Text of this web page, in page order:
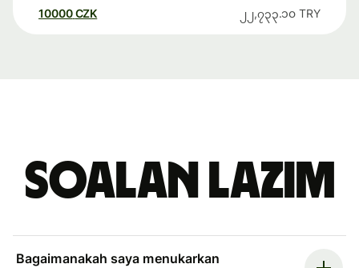
10000 CZK ၂၂,၇၃၃.၁၀ TRY
Soalan Lazim
Bagaimanakah saya menukarkan